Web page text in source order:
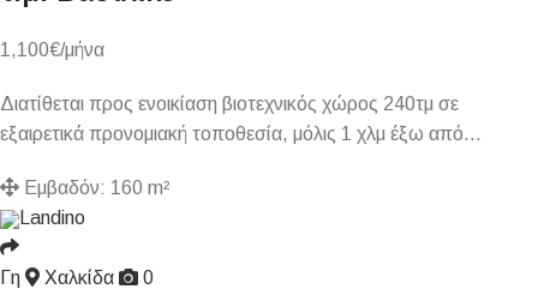
1,100€/μήνα
Διατίθεται προς ενοικίαση βιοτεχνικός χώρος 240τμ σε
εξαιρετικά προνομιακή τοποθεσία, μόλις 1 χλμ έξω από…
Εμβαδόν: 160 m²
Landino
Γη Χαλκίδα 0